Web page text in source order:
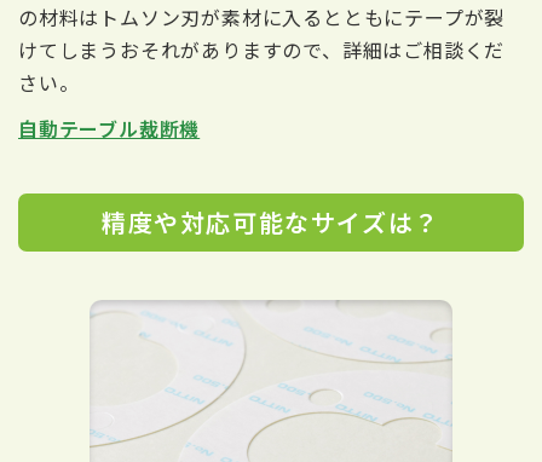
の材料はトムソン刃が素材に入るとともにテープが裂
けてしまうおそれがありますので、詳細はご相談くだ
さい。
自動テーブル裁断機
精度や対応可能なサイズは？